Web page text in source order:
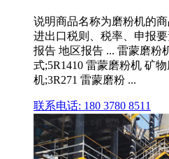
说明商品名称为磨粉机的
进出口税则、税率、申报
报告 地区报告 ... 雷蒙磨粉
式;5R1410 雷蒙磨粉机 矿
机;3R271 雷蒙磨粉 ...
联系电话: 180 3780 8511